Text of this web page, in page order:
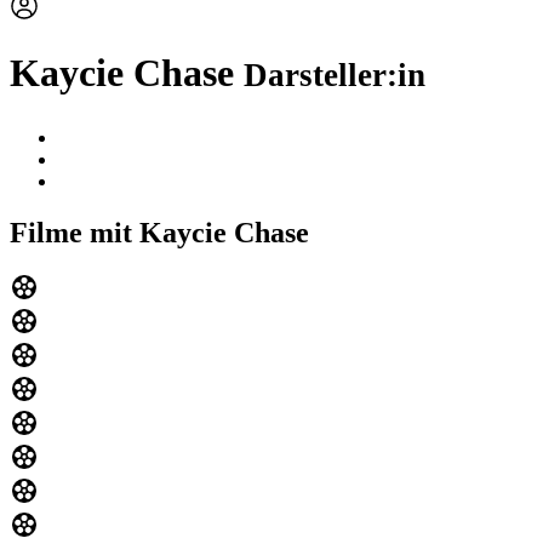
Kaycie Chase Darsteller:in
Filme mit Kaycie Chase